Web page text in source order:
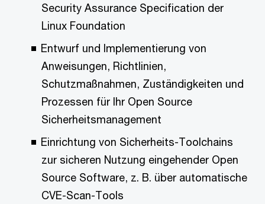
Security Assurance Specification der
Linux Foundation
Entwurf und Implementierung von
Anweisungen, Richtlinien,
Schutzmaßnahmen, Zuständigkeiten und
Prozessen für Ihr Open Source
Sicherheitsmanagement
Einrichtung von Sicherheits-Toolchains
zur sicheren Nutzung eingehender Open
Source Software, z. B. über automatische
CVE-Scan-Tools